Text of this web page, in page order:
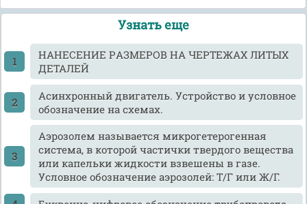
Узнать еще
HАHЕСЕHИЕ PАЗМЕРОВ HА ЧЕРТЕЖАХ ЛИТЫХ
ДЕТАЛЕЙ
Асинхронный двигатель. Устройство и условное
обозначение на схемах.
Аэрозолем называется микрогетерогенная
система, в которой частички твердого вещества
или капельки жидкости взвешены в газе.
Условное обозначение аэрозолей: Т/Г или Ж/Г.